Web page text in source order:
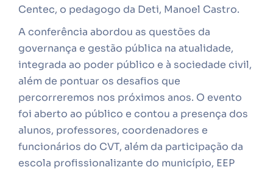
Centec, o pedagogo da Deti, Manoel Castro.
A conferência abordou as questões da
governança e gestão pública na atualidade,
integrada ao poder público e à sociedade civil,
além de pontuar os desafios que
percorreremos nos próximos anos. O evento
foi aberto ao público e contou a presença dos
alunos, professores, coordenadores e
funcionários do CVT, além da participação da
escola profissionalizante do município, EEP